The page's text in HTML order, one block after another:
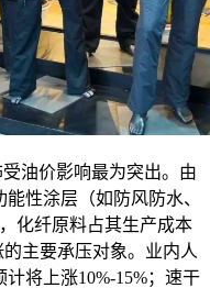
油价影响最为突出。由
性涂层（如防风防水、
化纤原料占其生产成本
主要承压对象。业内人
将上涨10%-15%；速干